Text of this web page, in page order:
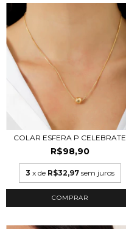
COLAR ESFERA P CELEBRATE
R$98,90
3 x de R$32,97 sem juros
COMPRAR